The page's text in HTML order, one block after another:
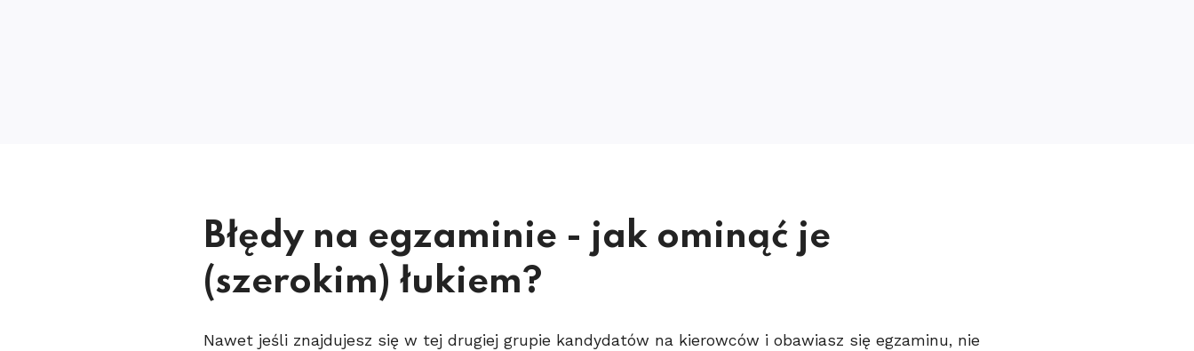
Błędy na egzaminie - jak ominąć je
(szerokim) łukiem?
Nawet jeśli znajdujesz się w tej drugiej grupie kandydatów na kierowców i obawiasz się egzaminu, nie